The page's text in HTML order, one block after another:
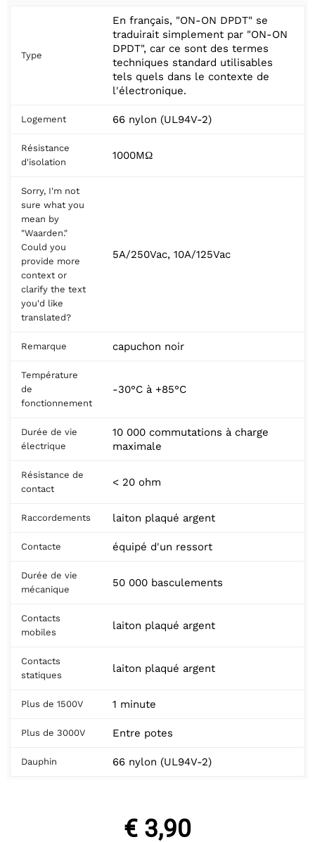
Type
En français, "ON-ON DPDT" se
traduirait simplement par "ON-ON
DPDT", car ce sont des termes
techniques standard utilisables
tels quels dans le contexte de
l'électronique.
Logement 66 nylon (UL94V-2)
Résistance
d'isolation
1000MΩ
Sorry, I'm not
sure what you
mean by
"Waarden."
Could you
provide more
context or
clarify the text
you'd like
translated?
5A/250Vac, 10A/125Vac
Remarque capuchon noir
Température
de
fonctionnement
-30°C à +85°C
Durée de vie
électrique
10 000 commutations à charge
maximale
Résistance de
contact
< 20 ohm
Raccordements laiton plaqué argent
Contacte équipé d'un ressort
Durée de vie
mécanique
50 000 basculements
Contacts
mobiles
laiton plaqué argent
Contacts
statiques
laiton plaqué argent
Plus de 1500V 1 minute
Plus de 3000V Entre potes
Dauphin 66 nylon (UL94V-2)
€ 3,90